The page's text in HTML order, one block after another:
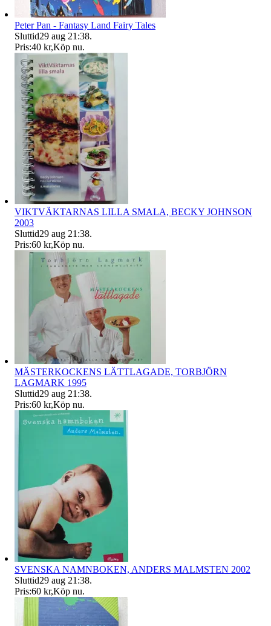
Peter Pan - Fantasy Land Fairy Tales
Sluttid29 aug 21:38.
Pris:40 kr,Köp nu.
VIKTVÄKTARNAS LILLA SMALA, BECKY JOHNSON
2003
Sluttid29 aug 21:38.
Pris:60 kr,Köp nu.
MÄSTERKOCKENS LÄTTLAGADE, TORBJÖRN
LAGMARK 1995
Sluttid29 aug 21:38.
Pris:60 kr,Köp nu.
SVENSKA NAMNBOKEN, ANDERS MALMSTEN 2002
Sluttid29 aug 21:38.
Pris:60 kr,Köp nu.